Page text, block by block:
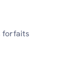
forfaits